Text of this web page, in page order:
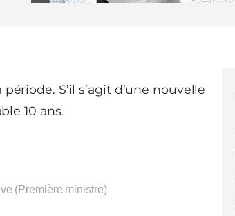
S’il s’agit d’une nouvelle
10 ans.
(Première ministre)